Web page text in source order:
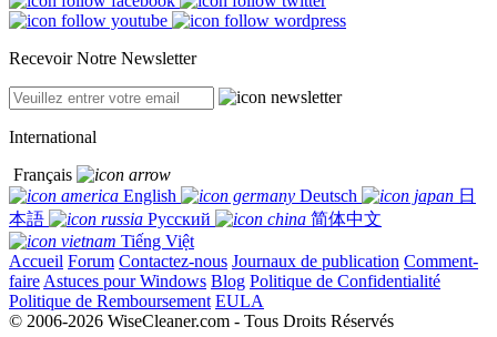
Recevoir Notre Newsletter
International
Français
English
Deutsch
日
本語
Русский
简体中文
Tiếng Việt
Accueil Forum Contactez-nous Journaux de publication Comment-
faire Astuces pour Windows Blog Politique de Confidentialité
Politique de Remboursement EULA
© 2006-2026 WiseCleaner.com - Tous Droits Réservés